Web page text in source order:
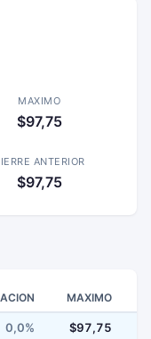
MAXIMO
$97,75
ANTERIOR
$97,75
MAXIMO
0,0% $97,75